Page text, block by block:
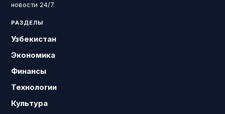
новости 24/7.
РАЗДЕЛЫ
Узбекистан
Экономика
Финансы
Технологии
Культура